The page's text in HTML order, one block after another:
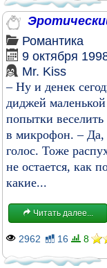
Романтика
9 октября
Mr. Kiss
– Ну и денек
диджей
попытки
в микрофон. – Да,
голос. Тоже
не остается, как
какие...
Читать далее...
2962 16 8